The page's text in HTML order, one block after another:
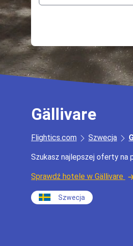
Gällivare
Flightics.com Szwecja
Szukasz najlepszej oferty na
Sprawdź hotele w Gällivare
Szwecja